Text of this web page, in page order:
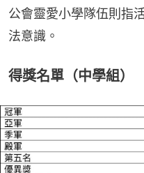
公會靈愛小學隊伍則指
法意識。
得獎名單（中學組）